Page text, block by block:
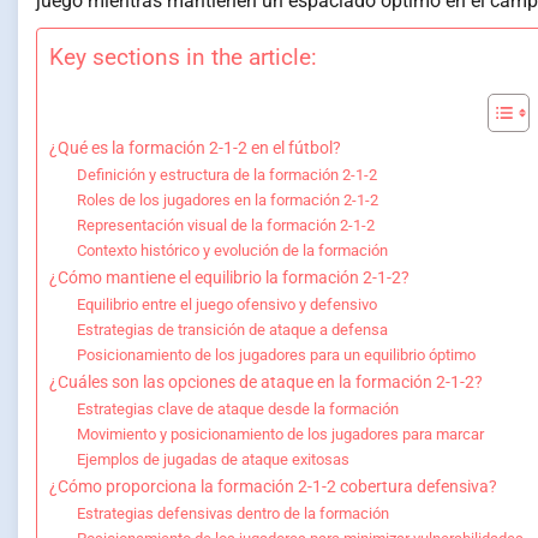
Key sections in the article:
¿Qué es la formación 2-1-2 en el fútbol?
Definición y estructura de la formación 2-1-2
Roles de los jugadores en la formación 2-1-2
Representación visual de la formación 2-1-2
Contexto histórico y evolución de la formación
¿Cómo mantiene el equilibrio la formación 2-1-2?
Equilibrio entre el juego ofensivo y defensivo
Estrategias de transición de ataque a defensa
Posicionamiento de los jugadores para un equilibrio óptimo
¿Cuáles son las opciones de ataque en la formación 2-1-2?
Estrategias clave de ataque desde la formación
Movimiento y posicionamiento de los jugadores para marcar
Ejemplos de jugadas de ataque exitosas
¿Cómo proporciona la formación 2-1-2 cobertura defensiva?
Estrategias defensivas dentro de la formación